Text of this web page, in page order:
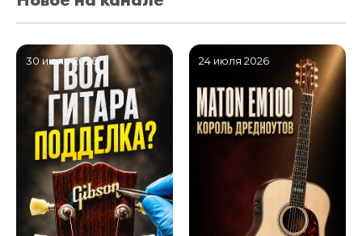
30 июля 2026 24 июля 2026